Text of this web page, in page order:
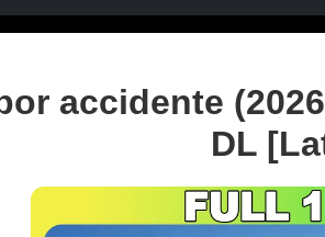
accidente
DL